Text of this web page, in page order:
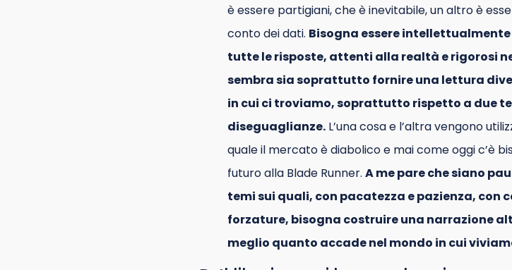
è essere partigiani, che è inevitabile, un altro è
conto dei dati. Bisogna essere
tutte le risposte, attenti alla realtà e rigorosi
sembra sia soprattutto fornire una lettura
in cui ci troviamo, soprattutto rispetto a due
diseguaglianze. L’una cosa e l’altra vengono
quale il mercato è diabolico e mai come oggi c’è
futuro alla Blade Runner. A me pare che siano
temi sui quali, con pacatezza e pazienza, con
forzature, bisogna costruire una narrazione
meglio quanto accade nel mondo in cui